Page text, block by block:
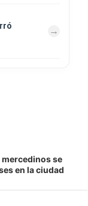
se
en la ciudad